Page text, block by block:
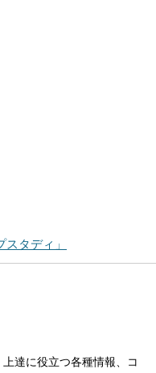
タディ」
達に役立つ各種情報、コ